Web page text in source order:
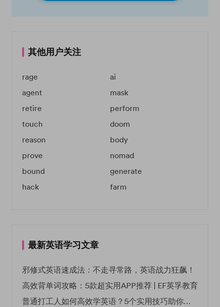
其他用户关注
rage
ai
agent
mask
retire
perform
touch
doom
reason
body
prove
nomad
bound
generate
hack
farm
最新英语学习文章
邪修式英语速成法：不走寻常路，英语战力狂飙！
高效背单词攻略：5款超实用APP推荐 | EF英孚教育
普通打工人如何高效学英语？5个实用技巧助你突破职场瓶颈